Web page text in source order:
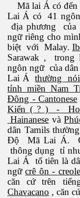
Mã lai Á có đến
Lai Á có 41
địa phương
ngữ riêng cho
biệt với Malay.
Sarawak ,
ngôn ngữ của
Lai Áthường nói
tỉnh miền Nam
Đông - Cantonese
Kiến ( ? ) -
Hainanese và
dân Tamils
Độ Mã Lai Á.
thông dụng tỉ
Lai Á tổ tiên là
ngữcrê ôn -
căn cứ trên
Chavacano , căn
Văn Đạt
Mers-CoV
sức khỏe